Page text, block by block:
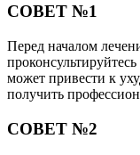
СОВЕТ №1
Перед началом
может привести к
получить
СОВЕТ №2